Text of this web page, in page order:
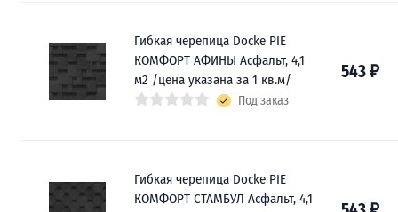
Гибкая черепица Docke PIE
КОМФОРТ АФИНЫ Асфальт, 4,1
м2 /цена указана за 1 кв.м/
Под заказ
543₽
Гибкая черепица Docke PIE
КОМФОРТ СТАМБУЛ Асфальт, 4,1